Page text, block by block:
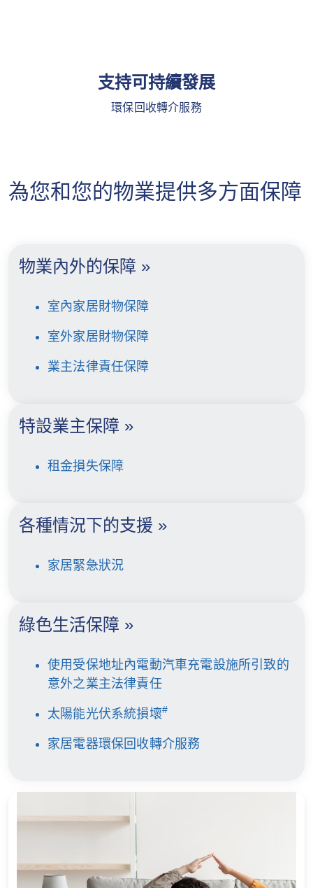
支持可持續發展
環保回收轉介服務
為您和您的物業提供多方面保障
物業內外的保障 »
室內家居財物保障
室外家居財物保障
業主法律責任保障
特設業主保障 »
租金損失保障
各種情況下的支援 »
家居緊急狀況
綠色生活保障 »
使用受保地址內電動汽車充電設施所引致的
意外之業主法律責任
太陽能光伏系統損壞#
家居電器環保回收轉介服務